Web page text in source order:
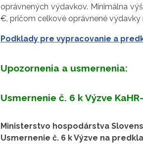
oprávnených výdavkov. Minimálna
€, pričom celkové oprávnené výdavky
Podklady pre vypracovanie a
Upozornenia a usmernenia:
Usmernenie č. 6 k Výzve
Ministerstvo hospodárstva
Usmernenie č. 6 k Výzve na